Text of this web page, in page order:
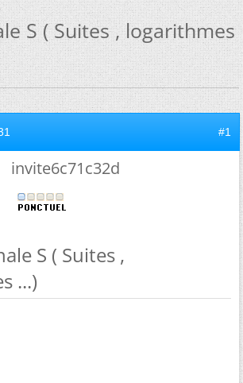
S ( Suites , logarithmes
#1
invite6c71c32d
S ( Suites ,
...)